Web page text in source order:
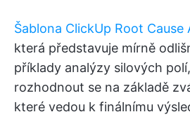
Šablona ClickUp Root Cause
která představuje mírně
příklady analýzy silových
rozhodnout se na základě
které vedou k finálnímu